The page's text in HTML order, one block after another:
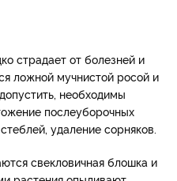
страдает от болезней и
ложной мучнистой росой и
необходимы
послеуборочных
удаление сорняков.
свекловичная блошка и